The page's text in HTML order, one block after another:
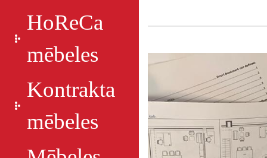
HoReCa
mēbeles
Kontrakta
mēbeles